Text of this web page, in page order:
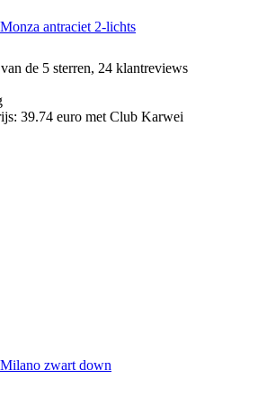
antraciet 2-lichts
de 5 sterren, 24 klantreviews
39.74 euro met Club Karwei
zwart down